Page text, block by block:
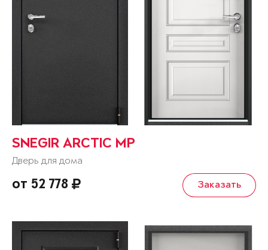
SNEGIR ARCTIC MP
Дверь для дома
от 52 778 Заказать